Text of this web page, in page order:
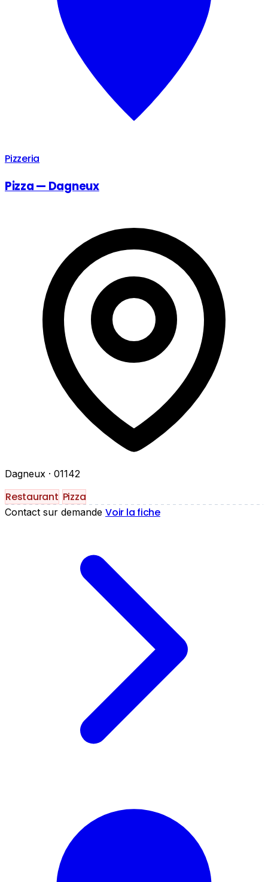
Pizzeria
Pizza — Dagneux
Dagneux · 01142
Restaurant Pizza
Contact sur demande Voir la fiche